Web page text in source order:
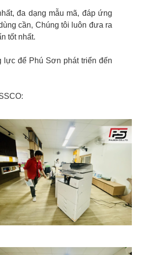
đa dạng mẫu mã, đáp ứng
cần, Chúng tôi luôn đưa ra
tốt nhất.
để Phú Sơn phát triển đến